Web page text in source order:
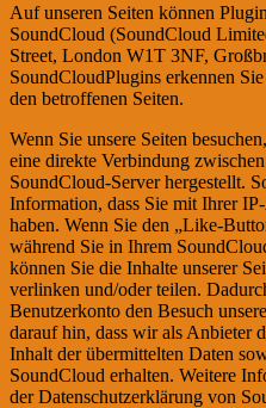
Auf unseren Seiten können
SoundCloud (SoundCloud
Street, London W1T 3NF,
SoundCloudPlugins erkennen
den betroffenen Seiten.
Wenn Sie unsere Seiten
eine direkte Verbindung
SoundCloud-Server hergestellt.
Information, dass Sie mit Ihrer
haben. Wenn Sie den „Like-
während Sie in Ihrem
können Sie die Inhalte unserer
verlinken und/oder teilen.
Benutzerkonto den Besuch
darauf hin, dass wir als Anbieter
Inhalt der übermittelten Daten
SoundCloud erhalten. Weitere
der Datenschutzerklärung von